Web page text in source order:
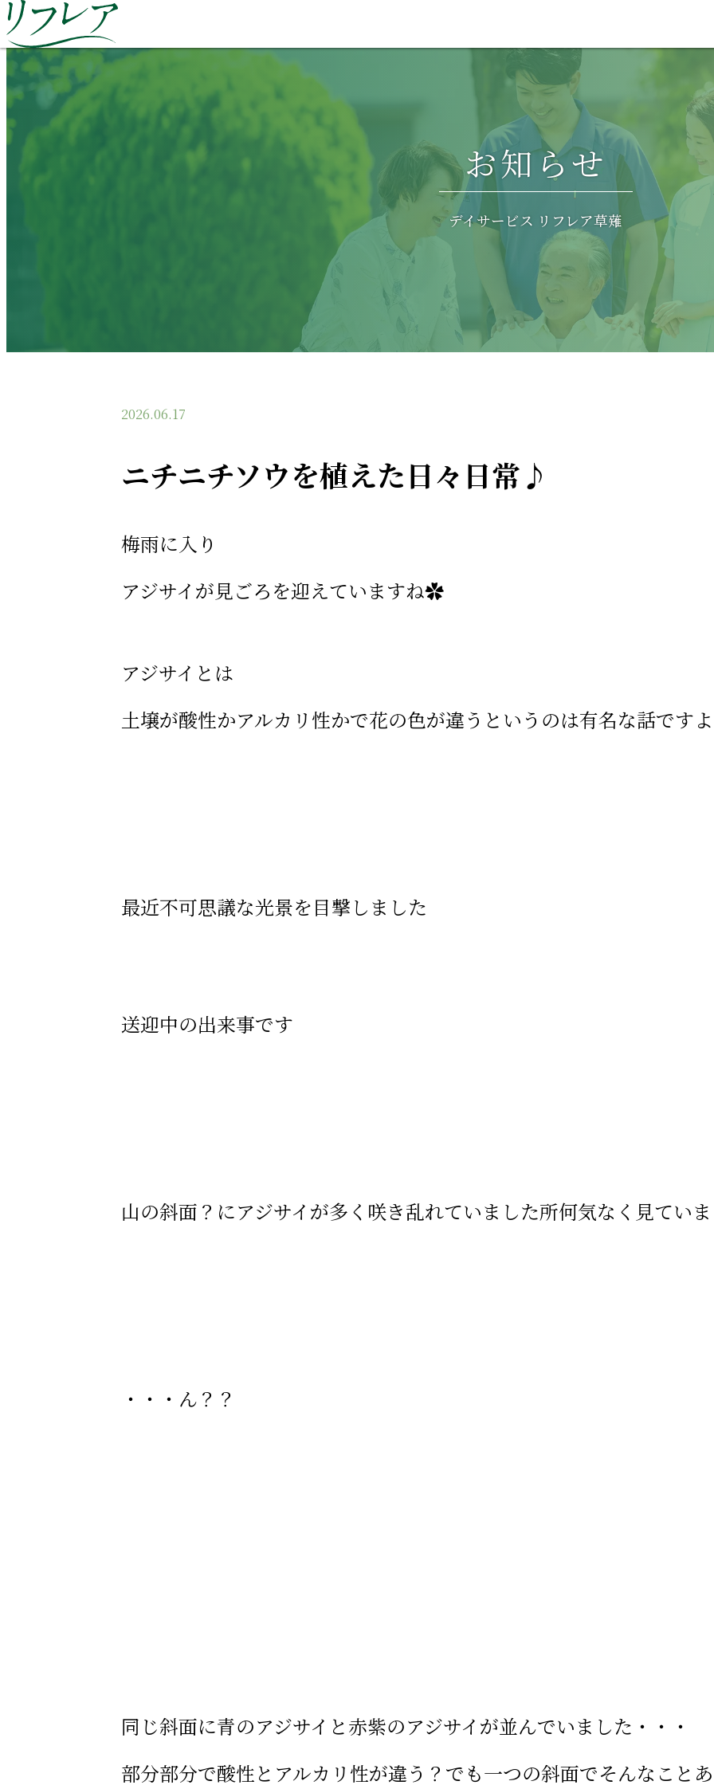
お知らせ
デイサービス リフレア草薙
2026.06.17
ニチニチソウを植えた日々日常♪
梅雨に入り
アジサイが見ごろを迎えていますね✿
アジサイとは
土壌が酸性かアルカリ性かで花の色が違うというのは有名な話です
最近不可思議な光景を目撃しました
送迎中の出来事です
山の斜面？にアジサイが多く咲き乱れていました所何気なく見てい
・・・ん？？
同じ斜面に青のアジサイと赤紫のアジサイが並んでいました・・・
部分部分で酸性とアルカリ性が違う？でも一つの斜面でそんなこと